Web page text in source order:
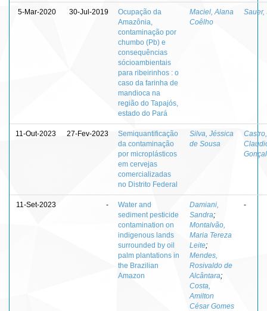
5-Mar-2020 30-Jul-2019
Ocupação da
Amazônia,
contaminação por
chumbo (Pb) e
consequências
sócioambientais
para ribeirinhos : o
caso da farinha de
mandioca na
região do Tapajós,
estado do Pará
Maciel, Alana
Coêlho
Sauer,
11-Out-2023 27-Fev-2023
Semiquantificação
da contaminação
por microplásticos
em cervejas
comercializadas
no Distrito Federal
Silva, Jéssica
de Sousa
11-Set-2023 -
Water and
sediment pesticide
contamination on
indigenous lands
surrounded by oil
palm plantations in
the Brazilian
Amazon
Damiani,
Sandra;
Montalvão,
Maria Tereza
Leite;
Mendes,
Rosivaldo de
Alcântara;
Costa,
Amilton
César Gomes
-